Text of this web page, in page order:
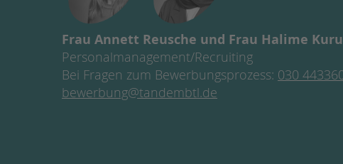
Frau Annett Reusche und Frau Halime
Personalmanagement/Recruiting
Bei Fragen zum Bewerbungsprozess: 030
bewerbung@tandembtl.de